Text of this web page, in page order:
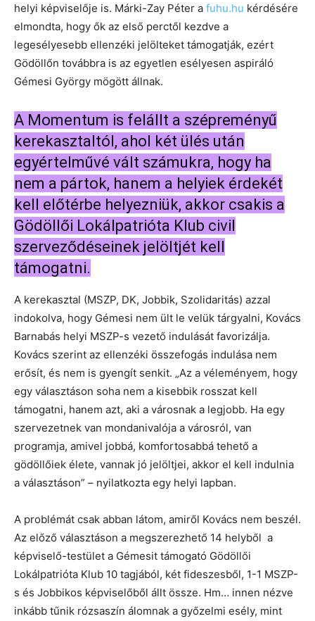
helyi képviselője is. Márki-Zay Péter a fuhu.hu kérdésére
elmondta, hogy ők az első perctől kezdve a
legesélyesebb ellenzéki jelölteket támogatják, ezért
Gödöllőn továbbra is az egyetlen esélyesen aspiráló
Gémesi György mögött állnak.
A Momentum is felállt a szépreményű
kerekasztaltól, ahol két ülés után
egyértelművé vált számukra, hogy ha
nem a pártok, hanem a helyiek érdekét
kell előtérbe helyezniük, akkor csakis a
Gödöllői Lokálpatrióta Klub civil
szerveződéseinek jelöltjét kell
támogatni.
A kerekasztal (MSZP, DK, Jobbik, Szolidaritás) azzal
indokolva, hogy Gémesi nem ült le velük tárgyalni, Kovács
Barnabás helyi MSZP-s vezető indulását favorizálja.
Kovács szerint az ellenzéki összefogás indulása nem
erősít, és nem is gyengít senkit. „Az a véleményem, hogy
egy választáson soha nem a kisebbik rosszat kell
támogatni, hanem azt, aki a városnak a legjobb. Ha egy
szervezetnek van mondanivalója a városról, van
programja, amivel jobbá, komfortosabbá tehető a
gödöllőiek élete, vannak jó jelöltjei, akkor el kell indulnia
a választáson” – nyilatkozta egy helyi lapban.
A problémát csak abban látom, amiről Kovács nem beszél.
Az előző választáson a megszerezhető 14 helyből a
képviselő-testület a Gémesit támogató Gödöllői
Lokálpatrióta Klub 10 tagjából, két fideszesből, 1-1 MSZP-
s és Jobbikos képviselőből állt össze. Hm… innen nézve
inkább tűnik rózsaszín álomnak a győzelmi esély, mint